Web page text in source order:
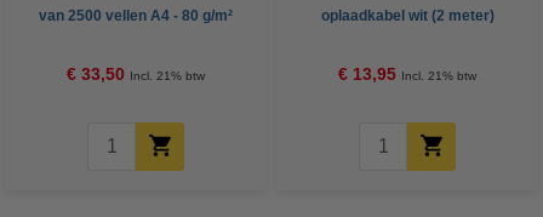
van 2500 vellen A4 - 80 g/m²
€ 33,50 Incl. 21% btw
oplaadkabel wit (2 meter)
€ 13,95 Incl. 21% btw